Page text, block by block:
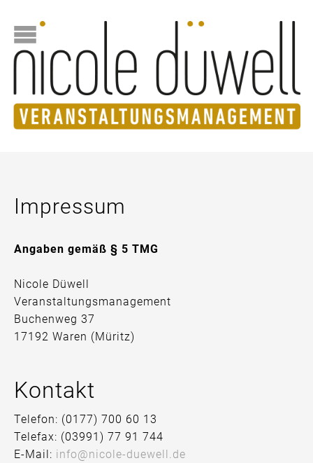
Impressum
Angaben gemäß § 5 TMG
Nicole Düwell
Veranstaltungsmanagement
Buchenweg 37
17192 Waren (Müritz)
Kontakt
Telefon: (0177) 700 60 13
Telefax: (03991) 77 91 744
E-Mail: info@nicole-duewell.de